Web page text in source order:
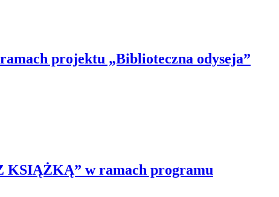
projektu „Biblioteczna odyseja”
KSIĄŻKĄ” w ramach programu